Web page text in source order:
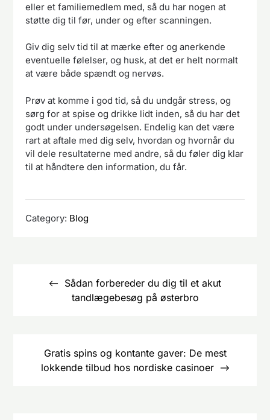
eller et familiemedlem med, så du har nogen at
støtte dig til før, under og efter scanningen.
Giv dig selv tid til at mærke efter og anerkende
eventuelle følelser, og husk, at det er helt normalt
at være både spændt og nervøs.
Prøv at komme i god tid, så du undgår stress, og
sørg for at spise og drikke lidt inden, så du har det
godt under undersøgelsen. Endelig kan det være
rart at aftale med dig selv, hvordan og hvornår du
vil dele resultaterne med andre, så du føler dig klar
til at håndtere den information, du får.
Category: Blog
Sådan forbereder du dig til et akut
tandlægebesøg på østerbro
Gratis spins og kontante gaver: De mest
lokkende tilbud hos nordiske casinoer